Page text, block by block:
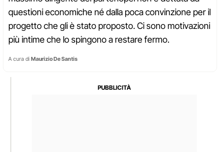
questioni economiche né dalla poca convinzione per il
progetto che gli è stato proposto. Ci sono motivazioni
più intime che lo spingono a restare fermo.
A cura di Maurizio De Santis